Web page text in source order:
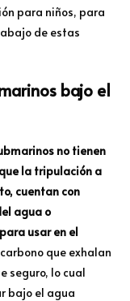
para niños, para
de estas
bajo el
no tienen
la tripulación a
cuentan con
agua o
usar en el
que exhalan
seguro, lo cual
bajo el agua